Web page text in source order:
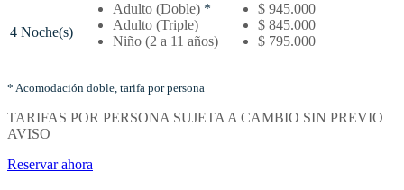
–
noches
tipo
de
4 Noche(s)
Adulto (Doble) *
Adulto (Triple)
Niño (2 a 11 años)
$ 945.000
$ 845.000
$ 795.000
* Acomodación doble, tarifa por persona
TARIFAS POR PERSONA SUJETA A CAMBIO SIN PREVIO
AVISO
Reservar ahora